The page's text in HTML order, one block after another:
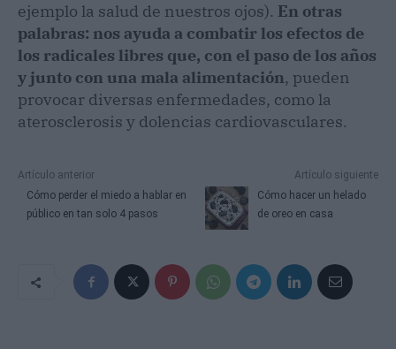
ejemplo la salud de nuestros ojos). En otras
palabras: nos ayuda a combatir los efectos de
los radicales libres que, con el paso de los años
y junto con una mala alimentación, pueden
provocar diversas enfermedades, como la
aterosclerosis y dolencias cardiovasculares.
Artículo anterior
Cómo perder el miedo a hablar en
público en tan solo 4 pasos
Artículo siguiente
Cómo hacer un helado
de oreo en casa